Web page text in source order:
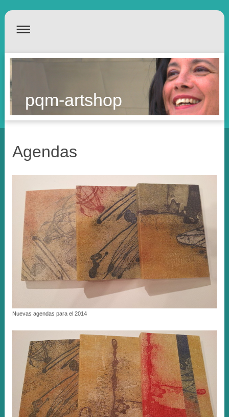
pqm-artshop
Agendas
Nuevas agendas para el 2014